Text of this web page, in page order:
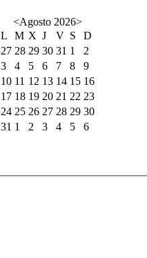
<Agosto 2026>
L
M X J V S
D
27 28 29 30 31 1
2
3
4 5 6 7 8
9
10 11 12 13 14 15 16
17 18 19 20 21 22 23
24 25 26 27 28 29 30
31 1 2 3 4 5 6